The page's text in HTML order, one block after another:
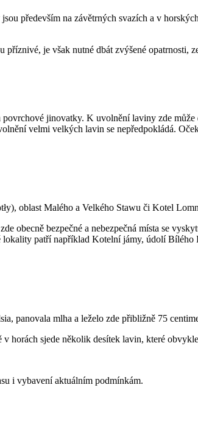
především na závětrných svazích a v
je však nutné dbát zvýšené opatrnosti,
jinovatky. K uvolnění laviny zde
velmi velkých lavin se nepředpokládá.
oblast Malého a Velkého Stawu či Kotel
obecně bezpečné a nebezpečná místa se
lokality patří například Kotelní jámy, údolí
panovala mlha a leželo zde přibližně 75
sjede několik desítek lavin, které
i vybavení aktuálním podmínkám.